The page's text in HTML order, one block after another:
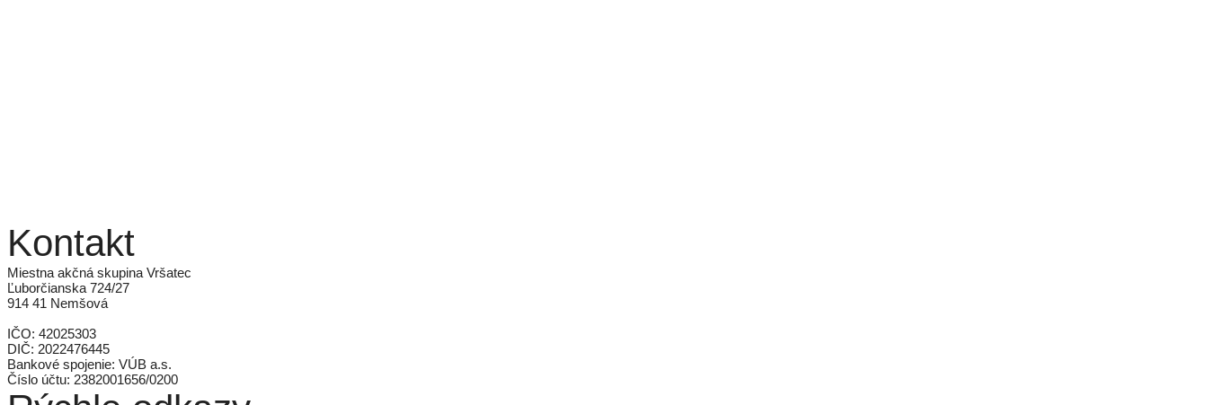
Kontakt
Miestna akčná skupina Vršatec
Ľuborčianska 724/27
914 41 Nemšová
IČO: 42025303
DIČ: 2022476445
Bankové spojenie: VÚB a.s.
Číslo účtu: 2382001656/0200